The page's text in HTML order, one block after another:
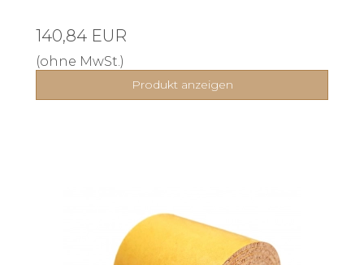
140,84 EUR
(ohne MwSt.)
Produkt anzeigen